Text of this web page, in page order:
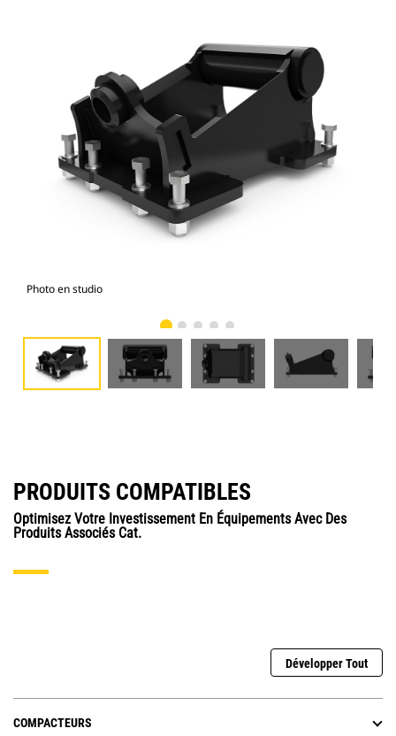
Photo en studio
PRODUITS COMPATIBLES
Optimisez Votre Investissement En Équipements Avec Des
Produits Associés Cat.
Développer Tout
COMPACTEURS